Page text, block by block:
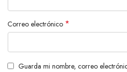
Correo electrónico *
Guarda mi nombre, correo